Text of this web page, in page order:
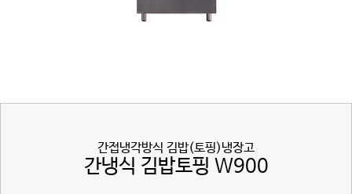
간접냉각방식 김밥(토핑)냉장고
간냉식 김밥토핑 W900